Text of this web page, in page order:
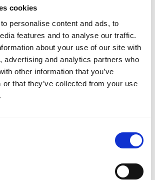
cookies
personalise content and ads, to
features and to analyse our traffic.
about your use of our site with
advertising and analytics partners who
other information that you’ve
or that they’ve collected from your use
+46 502 60 62 08
i Grimmestorpsreservatet
im Naturreservat
)
Strecke ist 2,3 km lang mit breiten